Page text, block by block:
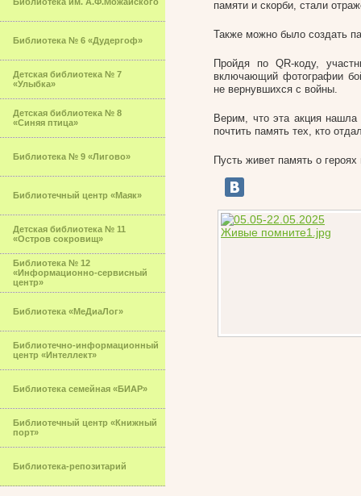
Библиотека № 6 «Дудергоф»
Детская библиотека № 7
«Улыбка»
Детская библиотека № 8
«Синяя птица»
Библиотека № 9 «Лигово»
Библиотечный центр «Маяк»
Детская библиотека № 11
«Остров сокровищ»
Библиотека № 12
«Информационно-сервисный
центр»
Библиотека «МеДиаЛог»
Библиотечно-информационный
центр «Интеллект»
Библиотека семейная «БИАР»
Библиотечный центр «Книжный
порт»
Библиотека-репозитарий
памяти и скорби, стали
Также можно было создать
Пройдя по QR-коду,
включающий фотографии
не вернувшихся с войны.
Верим, что эта акция
почтить память тех, кто
Пусть живет память о